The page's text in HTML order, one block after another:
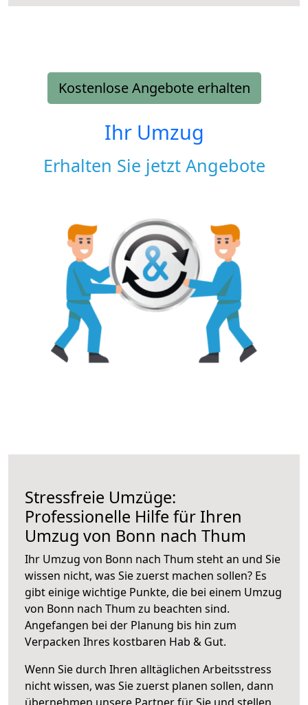
Kostenlose Angebote erhalten
Ihr Umzug
Erhalten Sie jetzt Angebote
Stressfreie Umzüge:
Professionelle Hilfe für Ihren
Umzug von Bonn nach Thum
Ihr Umzug von Bonn nach Thum steht an und Sie
wissen nicht, was Sie zuerst machen sollen? Es
gibt einige wichtige Punkte, die bei einem Umzug
von Bonn nach Thum zu beachten sind.
Angefangen bei der Planung bis hin zum
Verpacken Ihres kostbaren Hab & Gut.
Wenn Sie durch Ihren alltäglichen Arbeitsstress
nicht wissen, was Sie zuerst planen sollen, dann